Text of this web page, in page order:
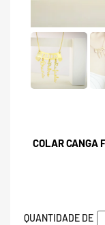
COLAR CANGA
QUANTIDADE DE